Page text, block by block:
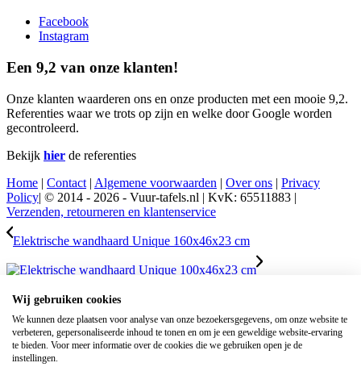
Facebook
Instagram
Een 9,2 van onze klanten!
Onze klanten waarderen ons en onze producten met een mooie 9,2.
Referenties waar we trots op zijn en welke door Google worden
gecontroleerd.
Bekijk hier de referenties
Home | Contact | Algemene voorwaarden | Over ons | Privacy
Policy| © 2014 - 2026 - Vuur-tafels.nl | KvK: 65511883 |
Verzenden, retourneren en klantenservice
Elektrische wandhaard Unique 160x46x23 cm
Enjoyfires bio ethanol haard rond Tubo – zwart/hout
Scroll naar bovenzijde
AARDGASAANSLUITING INFORMATIE
Wij gebruiken cookies
We kunnen deze plaatsen voor analyse van onze bezoekersgegevens, om onze website te
verbeteren, gepersonaliseerde inhoud te tonen en om je een geweldige website-ervaring
te bieden. Voor meer informatie over de cookies die we gebruiken open je de
instellingen.